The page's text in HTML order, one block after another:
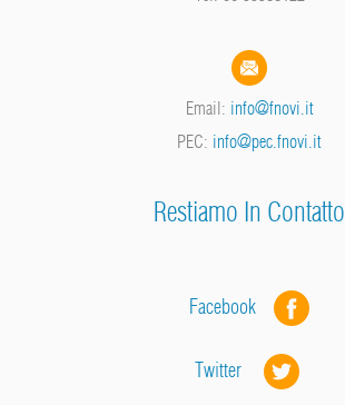
Email: info@fnovi.it
PEC: info@pec.fnovi.it
Restiamo In Contatto
Facebook
Twitter